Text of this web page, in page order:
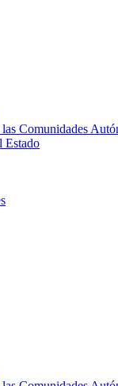
Comunidades
Estado